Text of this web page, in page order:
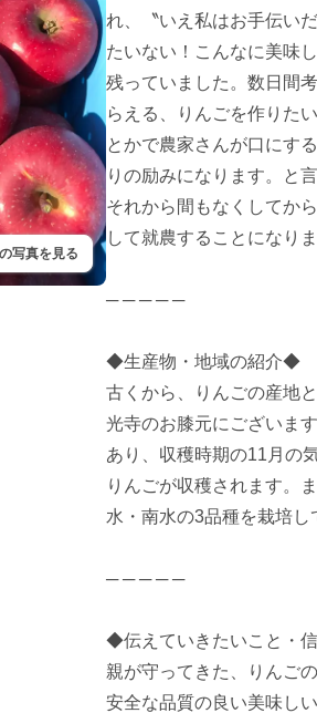
写真を見る
れ、〝いえ私はお手伝い
たいない！こんなに美味
残っていました。数日間
らえる、りんごを作りた
とかで農家さんが口にす
りの励みになります。と
それから間もなくしてか
して就農することになりま
─ ─ ─ ─ ─
◆生産物・地域の紹介◆
古くから、りんごの産地
光寺のお膝元にございま
あり、収穫時期の11月の
りんごが収穫されます。
水・南水の3品種を栽培し
─ ─ ─ ─ ─
◆伝えていきたいこと・
親が守ってきた、りんご
安全な品質の良い美味し